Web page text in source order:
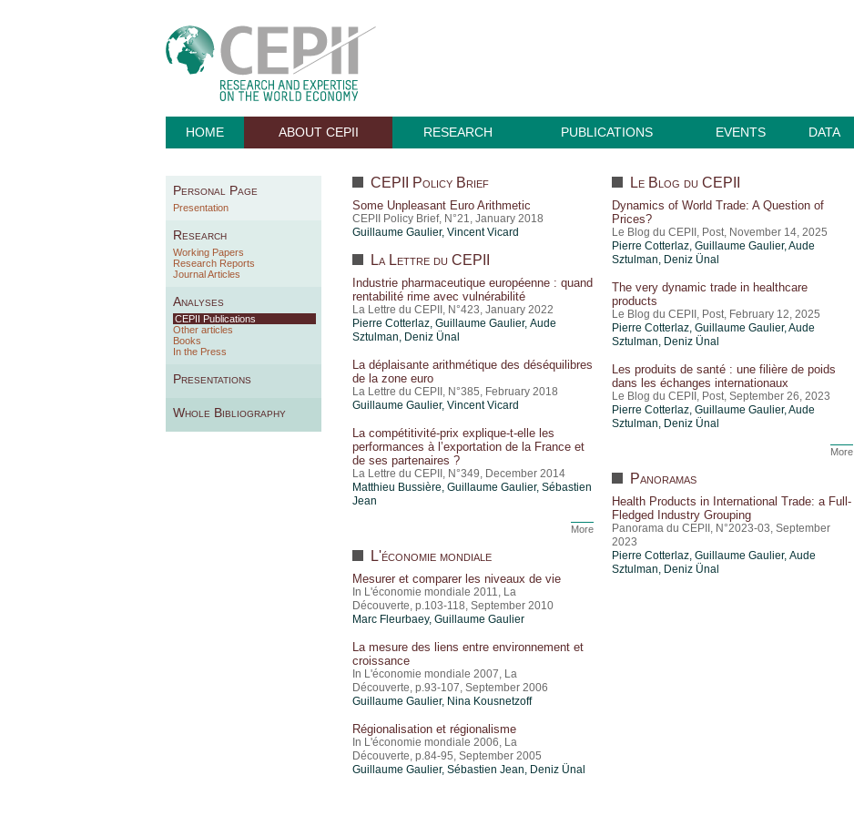
HOME ABOUT CEPII RESEARCH PUBLICATIONS EVENTS DATA
Personal Page
Presentation
Research
Working Papers
Research Reports
Journal Articles
Analyses
CEPII Publications
Other articles
Books
In the Press
Presentations
Whole Bibliography
CEPII Policy Brief
Some Unpleasant Euro Arithmetic
CEPII Policy Brief, N°21, January 2018
Guillaume Gaulier, Vincent Vicard
La Lettre du CEPII
Industrie pharmaceutique européenne : quand
rentabilité rime avec vulnérabilité
La Lettre du CEPII, N°423, January 2022
Pierre Cotterlaz, Guillaume Gaulier, Aude
Sztulman, Deniz Ünal
La déplaisante arithmétique des déséquilibres
de la zone euro
La Lettre du CEPII, N°385, February 2018
Guillaume Gaulier, Vincent Vicard
La compétitivité-prix explique-t-elle les
performances à l’exportation de la France et
de ses partenaires ?
La Lettre du CEPII, N°349, December 2014
Matthieu Bussière, Guillaume Gaulier, Sébastien
Jean
More
L'économie mondiale
Mesurer et comparer les niveaux de vie
In L'économie mondiale 2011, La
Découverte, p.103-118, September 2010
Marc Fleurbaey, Guillaume Gaulier
La mesure des liens entre environnement et
croissance
In L'économie mondiale 2007, La
Découverte, p.93-107, September 2006
Guillaume Gaulier, Nina Kousnetzoff
Régionalisation et régionalisme
In L'économie mondiale 2006, La
Découverte, p.84-95, September 2005
Guillaume Gaulier, Sébastien Jean, Deniz Ünal
Le Blog du CEPII
Dynamics of World Trade: A Question of
Prices?
Le Blog du CEPII, Post, November 14, 2025
Pierre Cotterlaz, Guillaume Gaulier,Aude
Sztulman, Deniz Ünal
The very dynamic trade in healthcare
products
Le Blog du CEPII, Post, February 12, 2025
Pierre Cotterlaz, Guillaume Gaulier,Aude
Sztulman, Deniz Ünal
Les produits de santé : une filière de poids
dans les échanges internationaux
Le Blog du CEPII, Post, September 26, 2023
Pierre Cotterlaz, Guillaume Gaulier,Aude
Sztulman, Deniz Ünal
More
Panoramas
Health Products in International Trade: a Full-
Fledged Industry Grouping
Panorama du CEPII, N°2023-03, September
2023
Pierre Cotterlaz, Guillaume Gaulier, Aude
Sztulman, Deniz Ünal